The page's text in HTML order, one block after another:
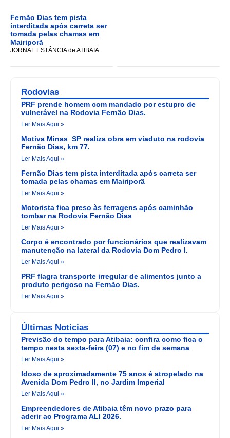
Fernão Dias tem pista
interditada após carreta ser
tomada pelas chamas em
Mairiporã
JORNAL ESTÂNCIA de ATIBAIA
Rodovias
PRF prende homem com mandado por estupro de
vulnerável na Rodovia Fernão Dias.
Ler Mais Aqui »
Motiva Minas_SP realiza obra em viaduto na rodovia
Fernão Dias, km 77.
Ler Mais Aqui »
Fernão Dias tem pista interditada após carreta ser
tomada pelas chamas em Mairiporã
Ler Mais Aqui »
Motorista fica preso às ferragens após caminhão
tombar na Rodovia Fernão Dias
Ler Mais Aqui »
Corpo é encontrado por funcionários que realizavam
manutenção na lateral da Rodovia Dom Pedro I.
Ler Mais Aqui »
PRF flagra transporte irregular de alimentos junto a
produto perigoso na Fernão Dias.
Ler Mais Aqui »
Últimas Noticias
Previsão do tempo para Atibaia: confira como fica o
tempo nesta sexta-feira (07) e no fim de semana
Ler Mais Aqui »
Idoso de aproximadamente 75 anos é atropelado na
Avenida Dom Pedro II, no Jardim Imperial
Ler Mais Aqui »
Empreendedores de Atibaia têm novo prazo para
aderir ao Programa ALI 2026.
Ler Mais Aqui »